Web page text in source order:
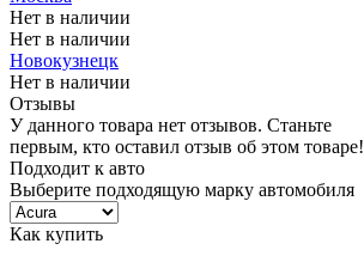
Нет в наличии
Нет в наличии
Новокузнецк
Нет в наличии
Отзывы
У данного товара нет отзывов. Станьте
первым, кто оставил отзыв об этом товаре!
Подходит к авто
Выберите подходящую марку автомобиля
Как купить